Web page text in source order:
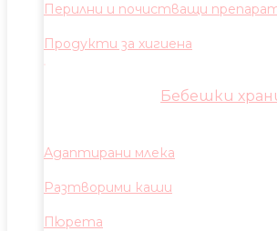
Перилни и почистващи
Продукти за хигиена
Бебешки
Адаптирани млека
Разтворими каши
Пюрета